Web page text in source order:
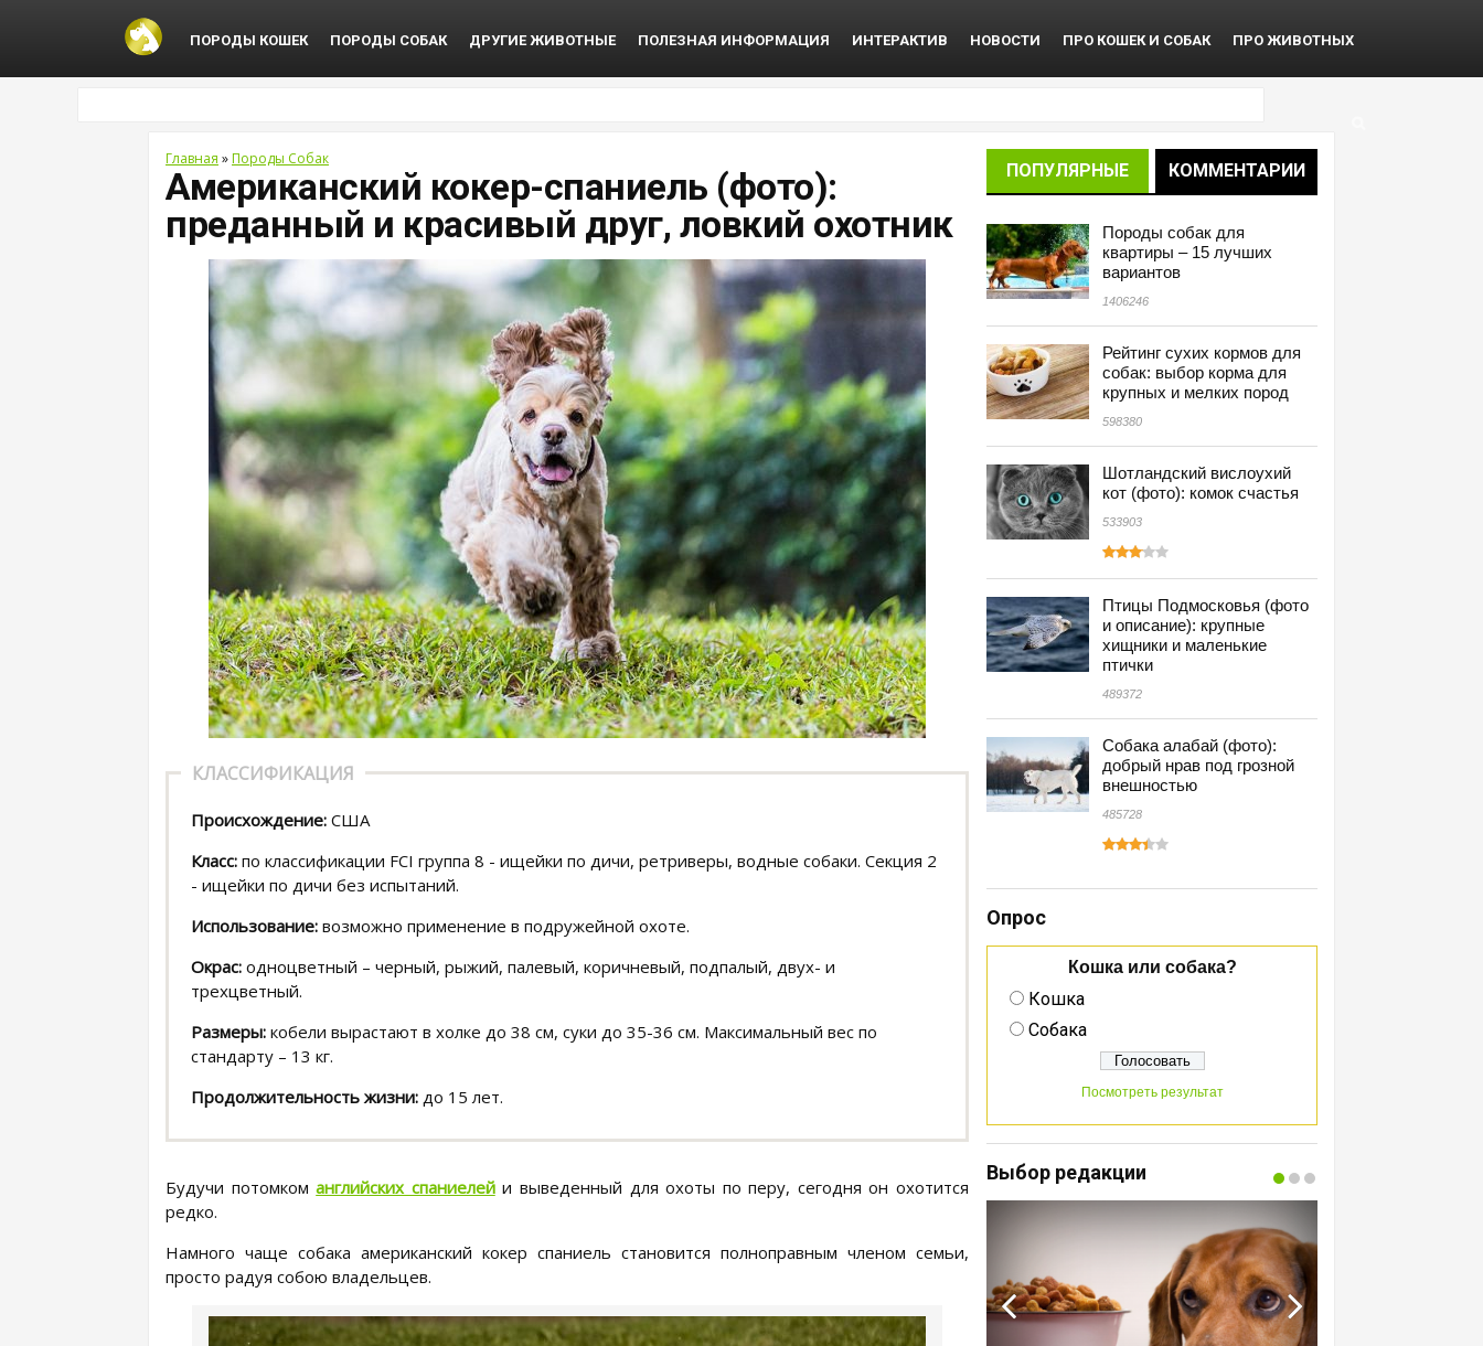
ПОРОДЫ КОШЕК ПОРОДЫ СОБАК ДРУГИЕ ЖИВОТНЫЕ ПОЛЕЗНАЯ ИНФОРМАЦИЯ ИНТЕРАКТИВ НОВОСТИ ПРО КОШЕК И СОБАК ПРО ЖИВОТНЫХ
Главная »Породы Собак
Американский кокер-спаниель (фото):
преданный и красивый друг, ловкий охотник
КЛАССИФИКАЦИЯ
Происхождение: США
Класс: по классификации FCI группа 8 - ищейки по дичи, ретриверы, водные собаки. Секция 2
- ищейки по дичи без испытаний.
Использование: возможно применение в подружейной охоте.
Окрас: одноцветный – черный, рыжий, палевый, коричневый, подпалый, двух- и
трехцветный.
Размеры: кобели вырастают в холке до 38 см, суки до 35-36 см. Максимальный вес по
стандарту – 13 кг.
Продолжительность жизни: до 15 лет.
Будучи потомкоманглийских спаниелейи выведенный для охоты по перу, сегодня он охотится
редко.
Намного чаще собака американский кокер спаниель становится полноправным членом семьи,
просто радуя собою владельцев.
ПОПУЛЯРНЫЕ КОММЕНТАРИИ
Породы собак для
квартиры – 15 лучших
вариантов
1406246
Рейтинг сухих кормов для
собак: выбор корма для
крупных и мелких пород
598380
Шотландский вислоухий
кот (фото): комок счастья
533903
Птицы Подмосковья (фото
и описание): крупные
хищники и маленькие
птички
489372
Собака алабай (фото):
добрый нрав под грозной
внешностью
485728
Опрос
Кошка или собака?
Кошка
Собака
Посмотреть результат
Выбор редакции